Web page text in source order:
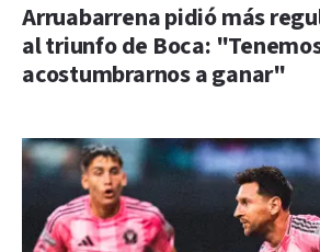
Arruabarrena pidió más
al triunfo de Boca:
acostumbrarnos a ganar"